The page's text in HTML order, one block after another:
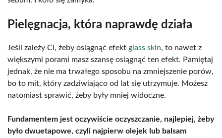
Pielęgnacja, która naprawdę działa
Jeśli zależy Ci, żeby osiągnąć efekt glass skin, to nawet z
większymi porami masz szansę osiągnąć ten efekt. Pamiętaj
jednak, że nie ma trwałego sposobu na zmniejszenie porów,
bo to mit, który zadziwiająco od lat się utrzymuje. Możesz
natomiast sprawić, żeby były mniej widoczne.
Fundamentem jest oczywiście oczyszczanie, najlepiej, żeby
było dwuetapowe, czyli najpierw olejek lub balsam